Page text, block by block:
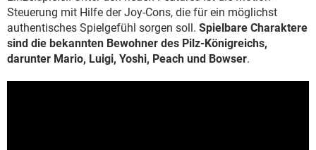
Steuerung mit Hilfe der Joy-Cons, die für ein möglichst
authentisches Spielgefühl sorgen soll. Spielbare Charaktere
sind die bekannten Bewohner des Pilz-Königreichs,
darunter Mario, Luigi, Yoshi, Peach und Bowser.